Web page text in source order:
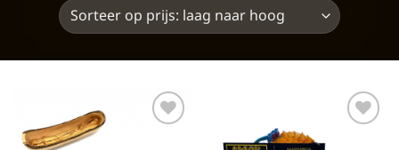
Toevoegen